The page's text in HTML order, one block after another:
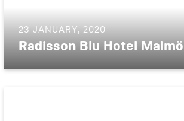
23 JANUARY, 2020
Radisson Blu Hotel Malmö